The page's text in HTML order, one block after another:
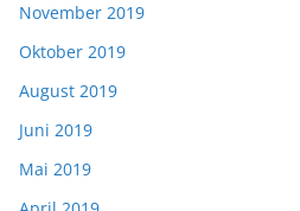
November 2019
Oktober 2019
August 2019
Juni 2019
Mai 2019